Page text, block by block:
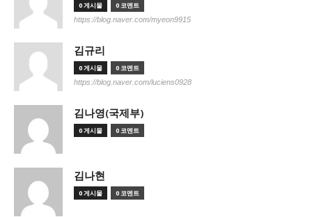
0 게시물 0 코멘트
https://blog.naver.com/myeon9915
김규리
0 게시물 0 코멘트
https://blog.naver.com/luciens0928
김나영(국제부)
0 게시물 0 코멘트
김나현
0 게시물 0 코멘트